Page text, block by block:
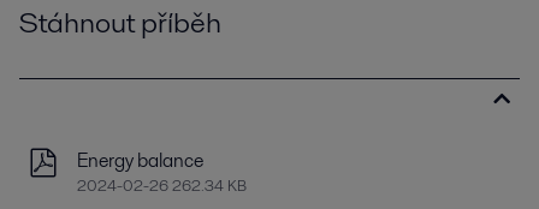
Stáhnout příběh
Energy balance
2024-02-26 262.34 KB